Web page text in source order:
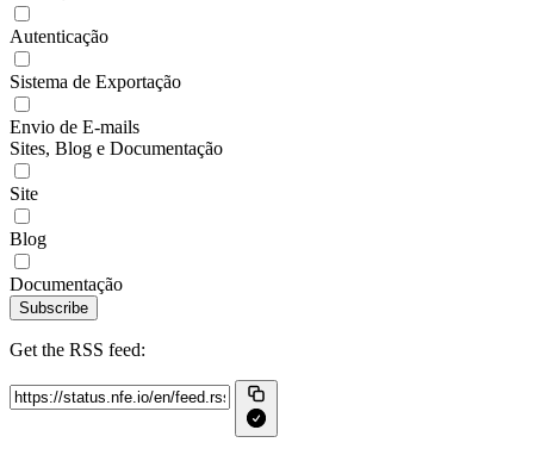
Autenticação
Sistema de Exportação
Envio de E-mails
Sites, Blog e Documentação
Site
Blog
Documentação
Subscribe
Get the RSS feed: